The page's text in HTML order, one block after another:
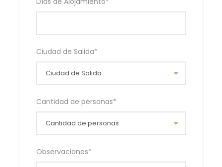
Ciudad de Salida*
Cantidad de personas*
Observaciones*
hotel.
Guatapé):A la hora acordada, encuentro en el
lobby del hotel con uno de nuestros representantes
Durante el recorrido pasaremos por la población de
para construir el complejo hidroeléctrico siendo en
la actualidad una represa de importancia
energética para Colombia, famosa por su malecón
de atractivas zonas verdes, visitaremos también la
réplica real del Viejo Peñol, que revive los sitios más
emblemáticos antes de su inundación.